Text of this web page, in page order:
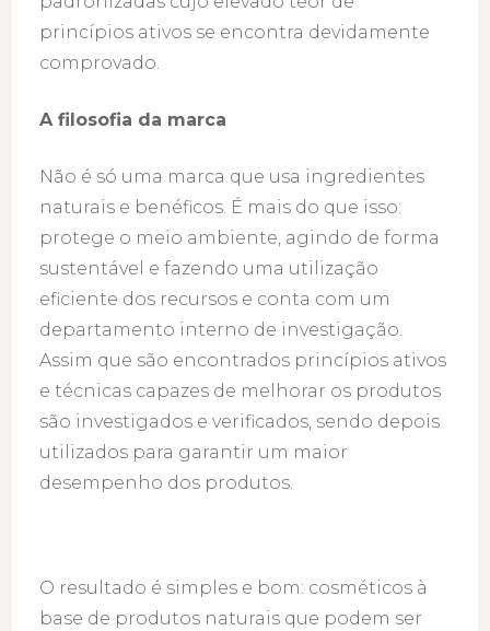
princípios ativos se encontra devidamente
comprovado.
A filosofia da marca
Não é só uma marca que usa ingredientes
naturais e benéficos. É mais do que isso:
protege o meio ambiente, agindo de forma
sustentável e fazendo uma utilização
eficiente dos recursos e conta com um
departamento interno de investigação.
Assim que são encontrados princípios ativos
e técnicas capazes de melhorar os produtos
são investigados e verificados, sendo depois
utilizados para garantir um maior
desempenho dos produtos.
O resultado é simples e bom: cosméticos à
base de produtos naturais que podem ser